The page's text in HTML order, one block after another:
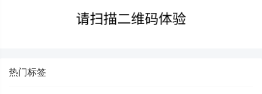
热门标签